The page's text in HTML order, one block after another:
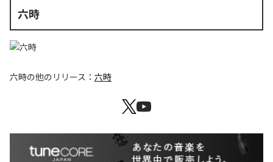
六時
六時の他のリリース： 六時